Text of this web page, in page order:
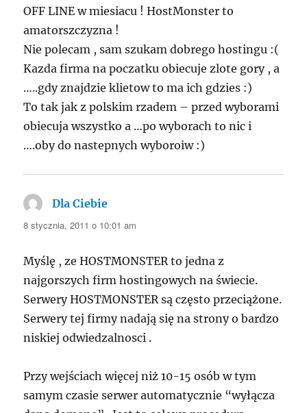
OFF LINE w miesiacu ! HostMonster to
amatorszczyzna !
Nie polecam , sam szukam dobrego hostingu :(
Kazda firma na poczatku obiecuje zlote gory , a
…..gdy znajdzie klietow to ma ich gdzies :)
To tak jak z polskim rzadem – przed wyborami
obiecuja wszystko a …po wyborach to nic i
….oby do nastepnych wyboroiw :)
Dla Ciebie
8 stycznia, 2011 o 10:01 am
Myślę , ze HOSTMONSTER to jedna z
najgorszych firm hostingowych na świecie.
Serwery HOSTMONSTER są często przeciążone.
Serwery tej firmy nadają się na strony o bardzo
niskiej odwiedzalnosci .
Przy wejściach więcej niż 10-15 osób w tym
samym czasie serwer automatycznie “wyłącza